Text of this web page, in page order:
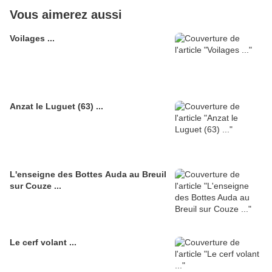
Vous aimerez aussi
Voilages ...
Anzat le Luguet (63) ...
L'enseigne des Bottes Auda au Breuil
sur Couze ...
Le cerf volant ...